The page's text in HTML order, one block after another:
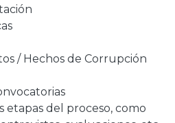
/ Hechos de Corrupción
etapas del proceso, como